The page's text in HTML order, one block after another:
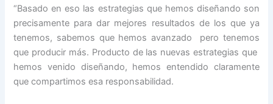
“Basado en eso las estrategias que hemos diseñando son
precisamente para dar mejores resultados de los que ya
tenemos, sabemos que hemos avanzado pero tenemos
que producir más. Producto de las nuevas estrategias que
hemos venido diseñando, hemos entendido claramente
que compartimos esa responsabilidad.